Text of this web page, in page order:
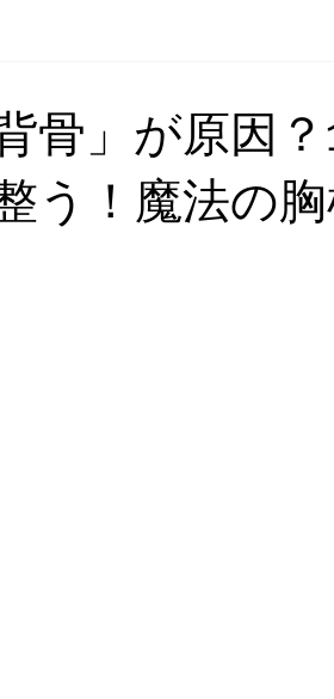
骨」が原因？
う！魔法の